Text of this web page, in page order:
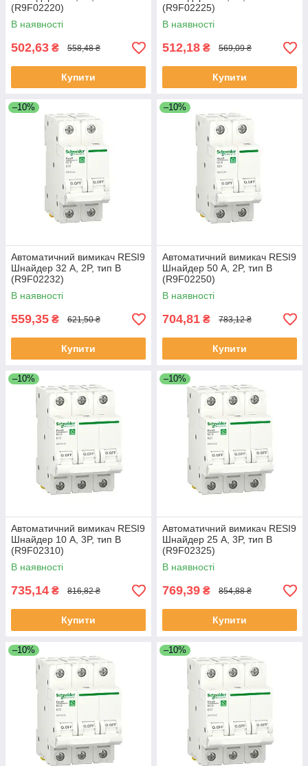
(R9F02220)
В наявності
502,63 ₴ 558,48 ₴
Купити
(R9F02225)
В наявності
512,18 ₴ 569,09 ₴
Купити
–10%
Автоматичний вимикач RESI9
Шнайдер 32 A, 2P, тип В
(R9F02232)
В наявності
559,35 ₴ 621,50 ₴
Купити
–10%
Автоматичний вимикач RESI9
Шнайдер 50 А, 2P, тип В
(R9F02250)
В наявності
704,81 ₴ 783,12 ₴
Купити
–10%
Автоматичний вимикач RESI9
Шнайдер 10 А, 3P, тип В
(R9F02310)
В наявності
735,14 ₴ 816,82 ₴
Купити
–10%
Автоматичний вимикач RESI9
Шнайдер 25 А, 3P, тип В
(R9F02325)
В наявності
769,39 ₴ 854,88 ₴
Купити
–10% –10%